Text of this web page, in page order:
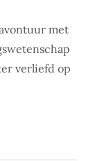
met
verliefd op